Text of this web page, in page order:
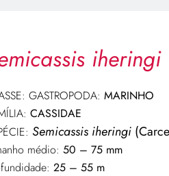
iheringi
GASTROPODA: MARINHO
CASSIDAE
Semicassis iheringi
médio: 50 – 75 mm
25 – 55 m